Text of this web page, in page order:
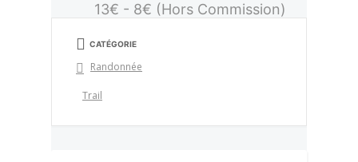
13€ - 8€ (Hors Commission)
CATÉGORIE
Randonnée
Trail